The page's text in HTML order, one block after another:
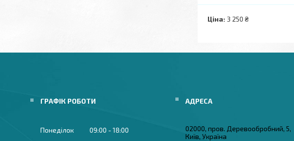
Ціна: 3 250 ₴
ГРАФІК РОБОТИ
Понеділок 09:00 18:00
02000, пров. Деревообробний, 5,
Київ, Україна